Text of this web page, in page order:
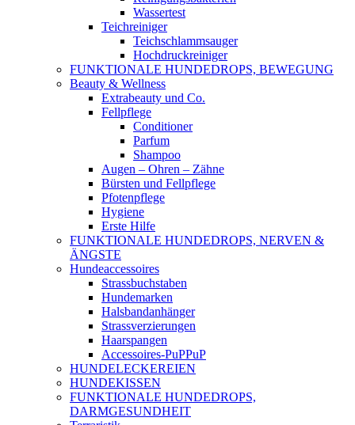
Wassertest
Teichreiniger
Teichschlammsauger
Hochdruckreiniger
FUNKTIONALE HUNDEDROPS, BEWEGUNG
Beauty & Wellness
Extrabeauty und Co.
Fellpflege
Conditioner
Parfum
Shampoo
Augen – Ohren – Zähne
Bürsten und Fellpflege
Pfotenpflege
Hygiene
Erste Hilfe
FUNKTIONALE HUNDEDROPS, NERVEN &
ÄNGSTE
Hundeaccessoires
Strassbuchstaben
Hundemarken
Halsbandanhänger
Strassverzierungen
Haarspangen
Accessoires-PuPPuP
HUNDELECKEREIEN
HUNDEKISSEN
FUNKTIONALE HUNDEDROPS,
DARMGESUNDHEIT